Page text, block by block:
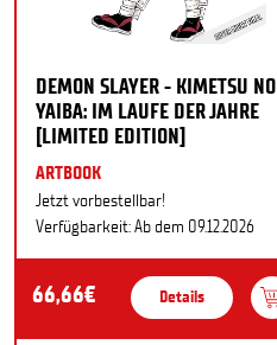
DEMON SLAYER - KIMETSU NO
YAIBA: IM LAUFE DER JAHRE
[LIMITED EDITION]
ARTBOOK
Jetzt vorbestellbar!
Verfügbarkeit: Ab dem 09.12.2026
66,66€ Details